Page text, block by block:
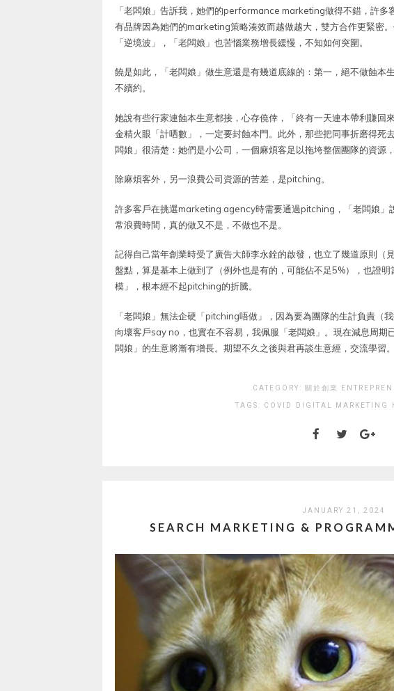
「老闆娘」告訴我，她們的performance marketing做得不錯，許
有品牌因為她們的marketing策略湊效而越做越大，雙方合作更緊密
「逆境波」，「老闆娘」也苦惱業務增長緩慢，不知如何突圍。
饒是如此，「老闆娘」做生意還是有幾道底線的：第一，絕不做蝕本
不續約。
她說有些行家連蝕本生意都接，心存僥倖，「終有一天連本帶利賺回
金精火眼「計哂數」，一定要封蝕本門。此外，那些把同事折磨得死
闆娘」很清楚：她們是小公司，一個麻煩客足以拖垮整個團隊的資源，
除麻煩客外，另一浪費公司資源的苦差，是pitching。
許多客戶在挑選marketing agency時需要通過pitching，「老闆娘」
常浪費時間，真的做又不是，不做也不是。
記得自己當年創業時受了廣告大師李永銓的啟發，也立了幾道原則
盤點，算是基本上做到了（例外也是有的，可能佔不足5%），也證
模」，根本經不起pitching的折騰。
「老闆娘」無法企硬「pitching唔做」，因為要為團隊的生計負責（
向壞客戶say no，也實在不容易，我佩服「老闆娘」。現在減息周期
闆娘」的生意將漸有增長。期望不久之後與君再談生意經，交流學習。
CATEGORY: 關於創業
TAGS: COVID DIGITAL MARKETING
JANUARY 21, 2024
SEARCH MARKETING &